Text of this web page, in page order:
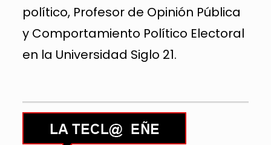
político, Profesor de Opinión Pública
y Comportamiento Político Electoral
en la Universidad Siglo 21.